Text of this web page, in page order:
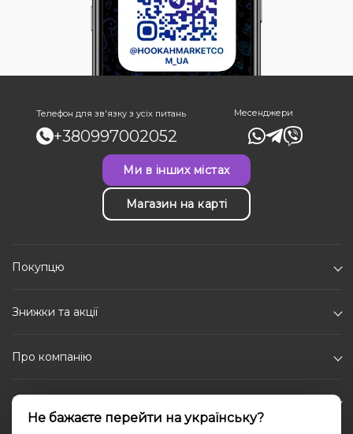
Телефон для зв'язку з усіх питань
+380997002052
Месенджери
Ми в інших містах
Магазин на карті
Покупцю
Знижки та акції
Про компанію
Каталог
Не бажаєте перейти на українську?